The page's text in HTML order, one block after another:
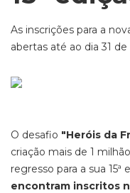
As inscrições para a
abertas até ao dia 31
O desafio "Heróis da
criação mais de 1
regresso para a sua 15ª
encontram inscritos